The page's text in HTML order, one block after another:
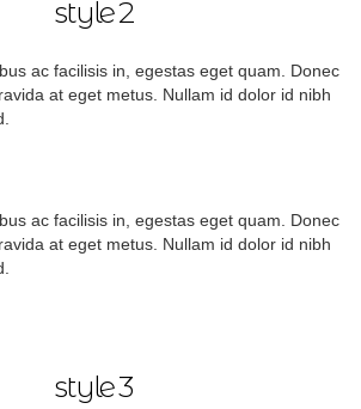
style 2
ac facilisis in, egestas eget quam. Donec
at eget metus. Nullam id dolor id nibh
ac facilisis in, egestas eget quam. Donec
at eget metus. Nullam id dolor id nibh
style 3